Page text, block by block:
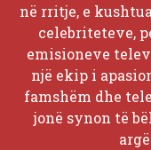
në rritje, e
celebriteteve,
emisioneve
një ekip i
famshëm dhe
jonë synon të